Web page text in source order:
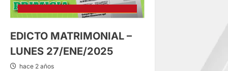
EDICTO MATRIMONIAL –
LUNES 27/ENE/2025
hace 2 años